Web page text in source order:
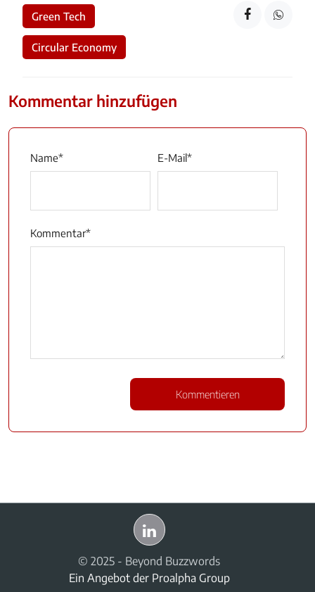
Green Tech
Circular Economy
Kommentar hinzufügen
Name* E-Mail*
Kommentar*
© 2025 - Beyond Buzzwords
Ein Angebot der Proalpha Group